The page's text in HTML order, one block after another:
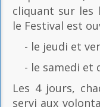
cliquant sur les
le Festival est
- le jeudi et
- le samedi et
Les 4 jours,
servi aux